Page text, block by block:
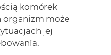
komórek
organizm może
jej